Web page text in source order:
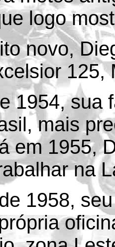
logo
novo,
125,
1954, sua
mais
em 1955,
na
1958,